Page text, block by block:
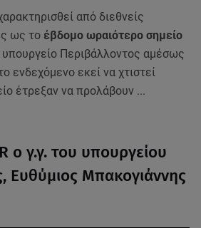
από διεθνείς
ως το έβδομο ωραιότερο σημείο
υπουργείο Περιβάλλοντος αμέσως
ενδεχόμενο εκεί να χτιστεί
έτρεξαν να προλάβουν ...
ο γ.γ. του υπουργείου
Ευθύμιος Μπακογιάννης